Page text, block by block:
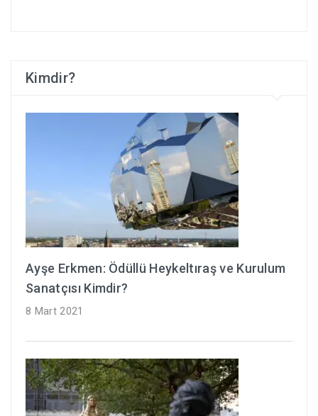
Kimdir?
Ayşe Erkmen: Ödüllü Heykeltıraş ve Kurulum
Sanatçısı Kimdir?
8 Mart 2021